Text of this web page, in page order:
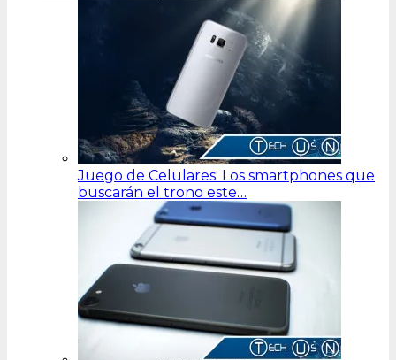
Juego de Celulares: Los smartphones que
buscarán el trono este…